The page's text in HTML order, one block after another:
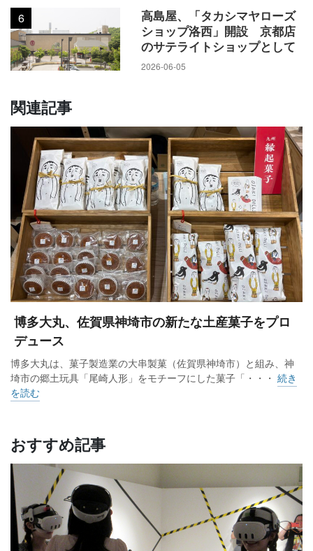
6
高島屋、「タカシマヤローズ
ショップ洛西」開設 京都店
のサテライトショップとして
2026-06-05
関連記事
博多大丸、佐賀県神埼市の新たな土産菓子をプロ
デュース
博多大丸は、菓子製造業の大串製菓（佐賀県神埼市）と組み、神
埼市の郷土玩具「尾崎人形」をモチーフにした菓子「・・・ 続き
を読む
おすすめ記事